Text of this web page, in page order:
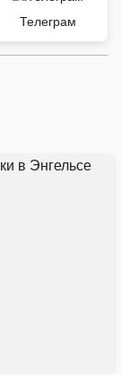
Телеграм